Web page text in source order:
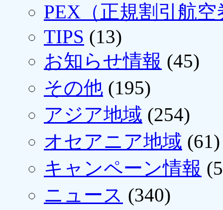
PEX（正規割引航空
TIPS (13)
お知らせ情報 (45)
その他 (195)
アジア地域 (254)
オセアニア地域 (61)
キャンペーン情報
ニュース (340)